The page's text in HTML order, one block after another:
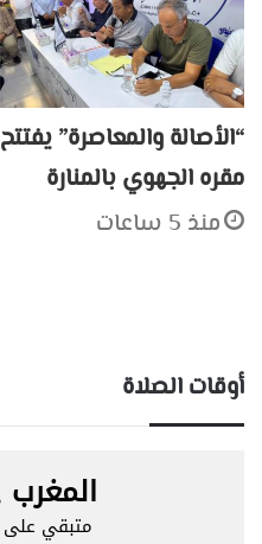
“الأصالة والمعاصرة” يفتتح
مقره الجهوي بالمنارة
منذ 5 ساعات
أوقات الصلاة